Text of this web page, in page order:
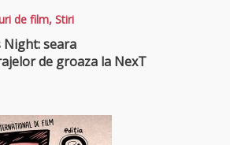
de film, Stiri
seara
de groaza la NexT